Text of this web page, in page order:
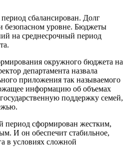
сбалансирован. Долг
безопасном уровне. Бюджеты
на среднесрочный период
окружного бюджета на
департамента назвала
приложения так называемого
информацию об объемах
поддержку семей,
период сформирован жестким,
И он обеспечит стабильное,
в условиях сложной